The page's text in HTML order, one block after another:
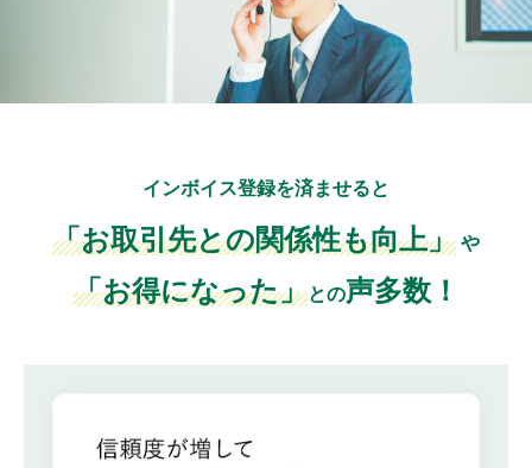
インボイス登録を済ませると
「お取引先との関係性も向上」 や
「お得になった」との声多数！